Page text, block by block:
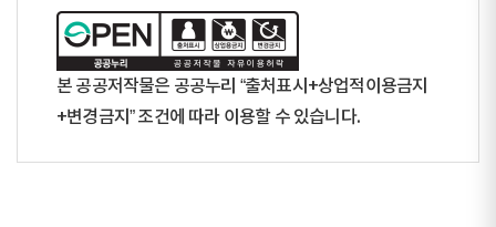
본 공공저작물은 공공누리 “출처표시+상업적이용금지
+변경금지” 조건에 따라 이용할 수 있습니다.